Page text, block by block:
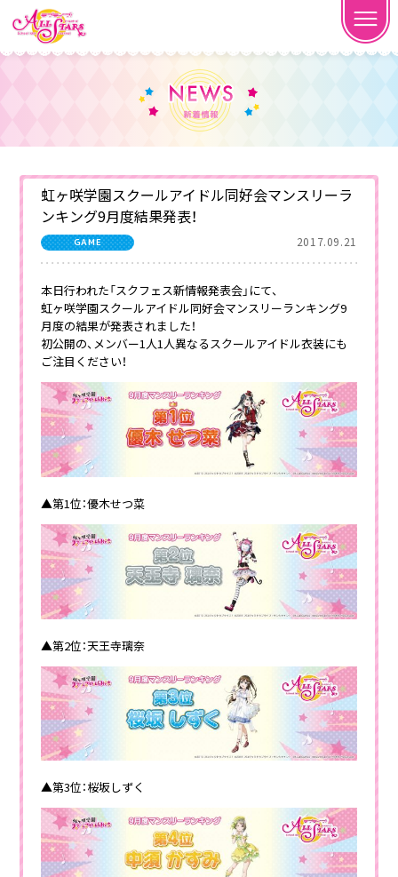
虹ヶ咲学園スクールアイドル同好会マンスリーラ
ンキング9月度結果発表！
GAME 2017.09.21
本日行われた「スクフェス新情報発表会」にて、
虹ヶ咲学園スクールアイドル同好会マンスリーランキング9
月度の結果が発表されました！
初公開の、メンバー1人1人異なるスクールアイドル衣装にも
ご注目ください！
▲第1位：優木せつ菜
▲第2位：天王寺璃奈
▲第3位：桜坂しずく